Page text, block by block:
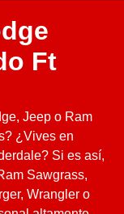
Ft
Jeep o Ram
¿Vives en
Si es así,
Sawgrass,
Wrangler o